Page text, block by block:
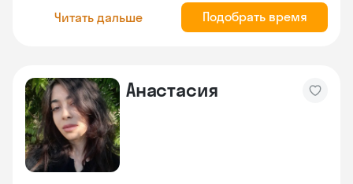
Читать дальше Подобрать время
Анастасия